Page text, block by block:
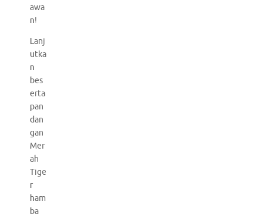
awa
n!
Lanj
utka
n
bes
erta
pan
dan
gan
Mer
ah
Tige
r
ham
ba